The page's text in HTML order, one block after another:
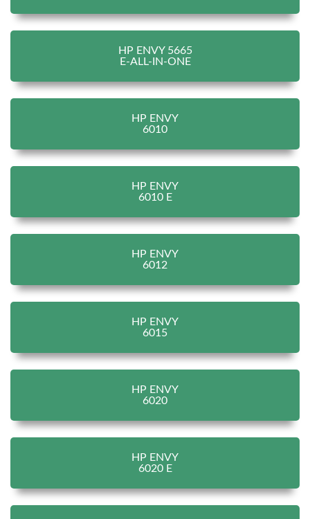
HP ENVY 5665
E-ALL-IN-ONE
HP ENVY
6010
HP ENVY
6010 E
HP ENVY
6012
HP ENVY
6015
HP ENVY
6020
HP ENVY
6020 E